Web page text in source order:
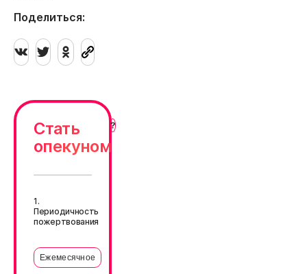
Поделиться:
Стать
опекуном
1.
Периодичность
пожертвования
Ежемесячное